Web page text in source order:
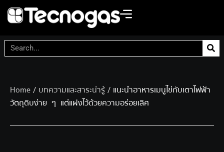
Home/ บทความและสาระน่ารู้/ แนะนำอาหารเมนูไข่กับเตาไฟฟ้า
วัตถุดิบง่าย ๆ แต่แฝงไว้ด้วยความอร่อยเลิศ